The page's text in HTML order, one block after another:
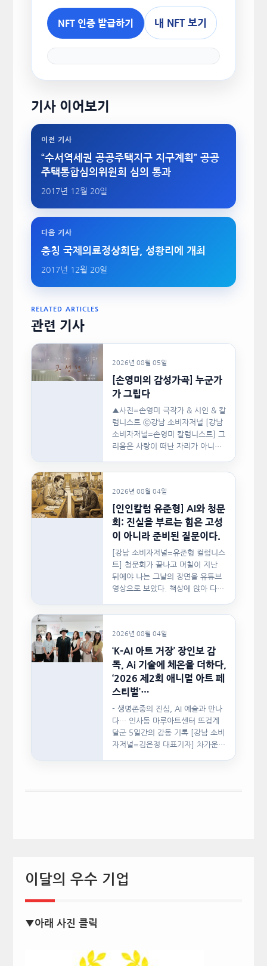
NFT 인증 발급하기 내 NFT 보기
기사 이어보기
이전 기사
“수서역세권 공공주택지구 지구계획” 공공
주택통합심의위원회 심의 통과
2017년 12월 20일
다음 기사
충칭 국제의료정상회담, 성황리에 개최
2017년 12월 20일
RELATED ARTICLES
관련 기사
2026년 08월 05일
[손영미의 감성가곡] 누군가
가 그립다
▲사진=손영미 극작가 & 시인 & 칼
럼니스트 ⓒ강남 소비자저널 [강남
소비자저널=손영미 칼럼니스트] 그
리움은 사랑이 떠난 자리가 아니라,
2026년 08월 04일
[인인칼럼 유준형] AI와 청문
회: 진실을 부르는 힘은 고성
이 아니라 준비된 질문이다.
[강남 소비자저널=유준형 컬럼니스
트] 청문회가 끝나고 며칠이 지난
뒤에야 나는 그날의 장면을 유튜브
영상으로 보았다. 책상에 앉아 다른
2026년 08월 04일
‘K-AI 아트 거장’ 장인보 감
독, Ai 기술에 체온을 더하다,
‘2026 제2회 애니멀 아트 페
스티벌’…
- 생명존중의 진심, AI 예술과 만나
다… 인사동 마루아트센터 뜨겁게
달군 5일간의 감동 기록 [강남 소비
자저널=김은정 대표기자] 차가운
이달의 우수 기업
▼아래 사진 클릭